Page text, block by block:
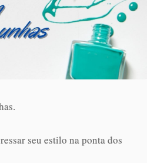
seu estilo na ponta dos